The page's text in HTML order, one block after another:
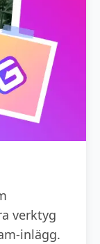
verktyg
inlägg.